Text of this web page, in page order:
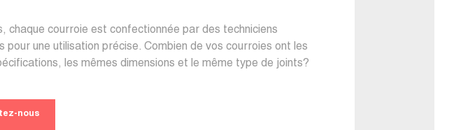
chaque courroie est confectionnée par des techniciens
pour une utilisation précise. Combien de vos courroies ont les
les mêmes dimensions et le même type de joints?
nous